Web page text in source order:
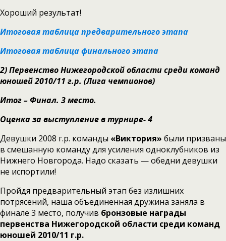
Хороший результат!
Итоговая таблица предварительного этапа
Итоговая таблица финального этапа
2)Первенство Нижегородской области среди команд
юношей 2010/11 г.р. (Лига чемпионов)
Итог – Финал. 3 место.
Оценка за выступление в турнире- 4
Девушки 2008 г.р. команды «Виктория» были призваны
в смешанную команду для усиления одноклубников из
Нижнего Новгорода. Надо сказать — обедни девушки
не испортили!
Пройдя предварительный этап без излишних
потрясений, наша объединенная дружина заняла в
финале 3 место, получив бронзовые награды
первенства Нижегородской области среди команд
юношей 2010/11 г.р.